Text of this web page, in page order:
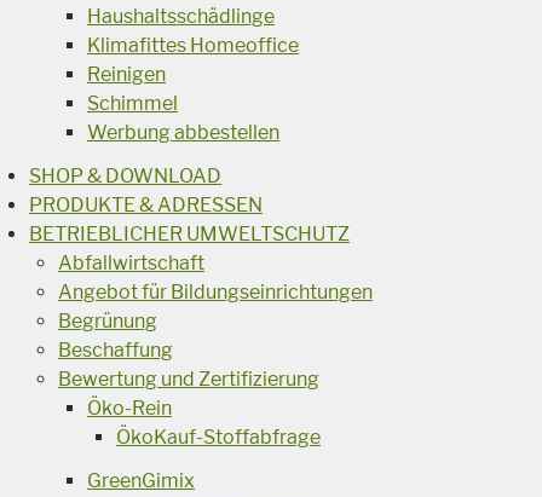
Haushaltsschädlinge
Klimafittes Homeoffice
Reinigen
Schimmel
Werbung abbestellen
SHOP & DOWNLOAD
PRODUKTE & ADRESSEN
BETRIEBLICHER UMWELTSCHUTZ
Abfallwirtschaft
Angebot für Bildungseinrichtungen
Begrünung
Beschaffung
Bewertung und Zertifizierung
Öko-Rein
ÖkoKauf-Stoffabfrage
GreenGimix